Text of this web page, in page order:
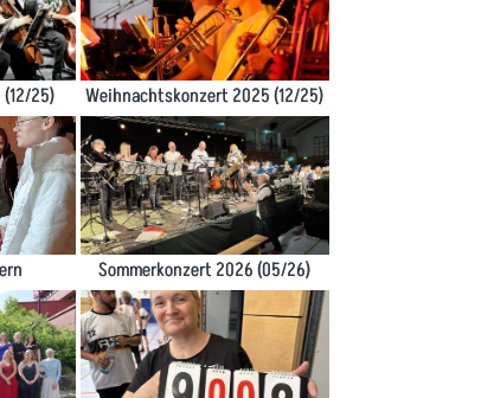
25) Weihnachtskonzert 2025 (12/25)
Sommerkonzert 2026 (05/26)